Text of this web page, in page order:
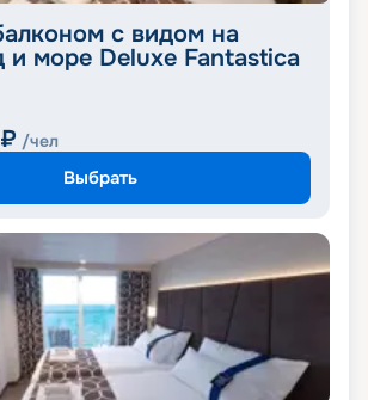
с видом на
и море Deluxe Fantastica
₽ /чел
Выбрать